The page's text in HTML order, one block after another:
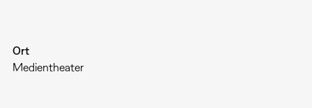
Ort
Medientheater